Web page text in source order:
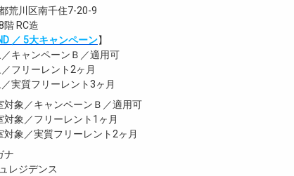
川区南千住7-20-9
RC造
／ 5大キャンペーン】
キャンペーンＢ／適用可
フリーレント2ヶ月
実質フリーレント3ヶ月
対象／キャンペーンＢ／適用可
対象／フリーレント1ヶ月
対象／実質フリーレント2ヶ月
ナ
レジデンス